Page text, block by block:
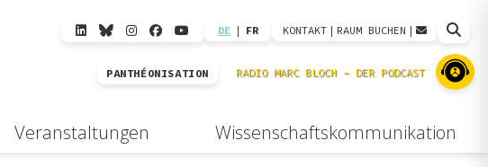
DE | FR KONTAKT | RAUM BUCHEN |
PANTHÉONISATION
Veranstaltungen Wissenschaftskommunikation